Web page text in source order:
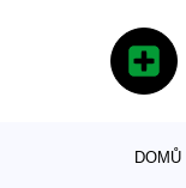
DOMŮ